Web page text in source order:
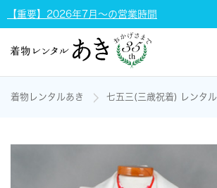
【重要】2026年7月～の営業時間
着物レンタルあき 七五三(三歳祝着) レンタル